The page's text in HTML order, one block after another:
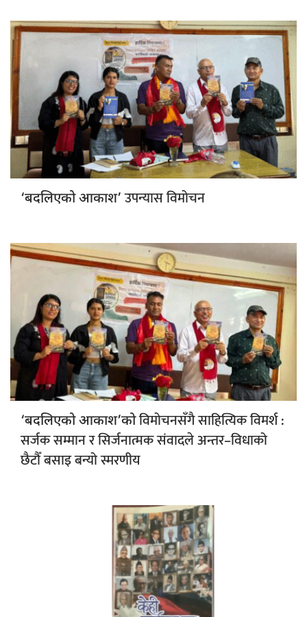
‘बदलिएको आकाश’उपन्यास विमोचन
‘बदलिएको आकाश’कोविमोचनसँगै साहित्यिक विमर्श :
सर्जक सम्मान र सिर्जनात्मक संवादले अन्तर–विधाको
छैटौँ बसाइ बन्यो स्मरणीय